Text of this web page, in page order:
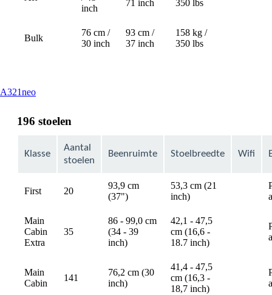
inch
71 inch
350 lbs
Bulk
76 cm /
30 inch
93 cm /
37 inch
158 kg /
350 lbs
A321neoThis
be
196 stoelen
Klasse
Aantal
stoelen
Beenruimte Stoelbreedte Wifi
First 20
93,9 cm
(37")
53,3 cm (21
inch)
available
Main
Cabin
Extra
35
86 - 99,0 cm
(34 - 39
inch)
42,1 - 47,5
cm (16,6 -
18.7 inch)
available
Main
Cabin
141
76,2 cm (30
inch)
41,4 - 47,5
cm (16,3 -
18,7 inch)
available